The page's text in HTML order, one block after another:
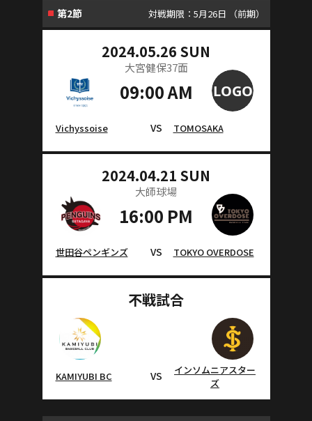
第2節 対戦期限：5月26日 （前期）
2024.05.26 SUN
09:00 AM
Vichyssoise VS TOMOSAKA
大宮健保37面
2024.04.21 SUN
16:00 PM
世田谷ペンギンズ VS TOKYO OVERDOSE
大師球場
不戦試合
KAMIYUBI BC VS
インソムニアスター
ズ